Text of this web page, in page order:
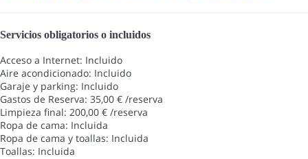
Servicios obligatorios o incluidos
Acceso a Internet: Incluido
Aire acondicionado: Incluido
Garaje y parking: Incluido
Gastos de Reserva: 35,00 € /reserva
Limpieza final: 200,00 € /reserva
Ropa de cama: Incluida
Ropa de cama y toallas: Incluida
Toallas: Incluida